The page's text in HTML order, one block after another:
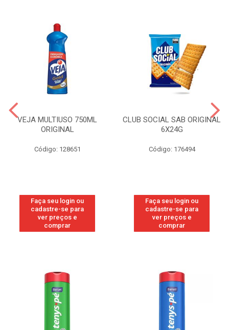
VEJA MULTIUSO 750ML
ORIGINAL
Código: 128651
Faça seu login ou
cadastre-se para
ver preços e
comprar
CLUB SOCIAL SAB ORIGINAL
6X24G
Código: 176494
Faça seu login ou
cadastre-se para
ver preços e
comprar